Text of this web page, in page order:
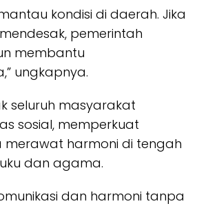
kondisi di daerah. Jika
pemerintah
membantu
ungkapnya.
seluruh masyarakat
sosial, memperkuat
merawat harmoni di tengah
dan agama.
dan harmoni tanpa